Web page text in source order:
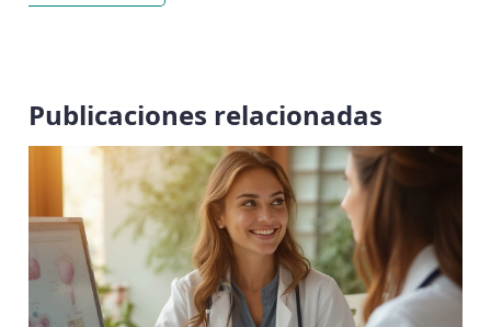
Publicaciones relacionadas